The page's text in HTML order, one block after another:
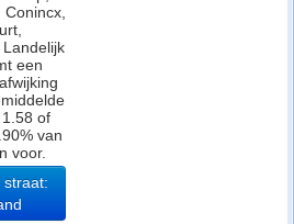
een
of
van
voor.
straat: